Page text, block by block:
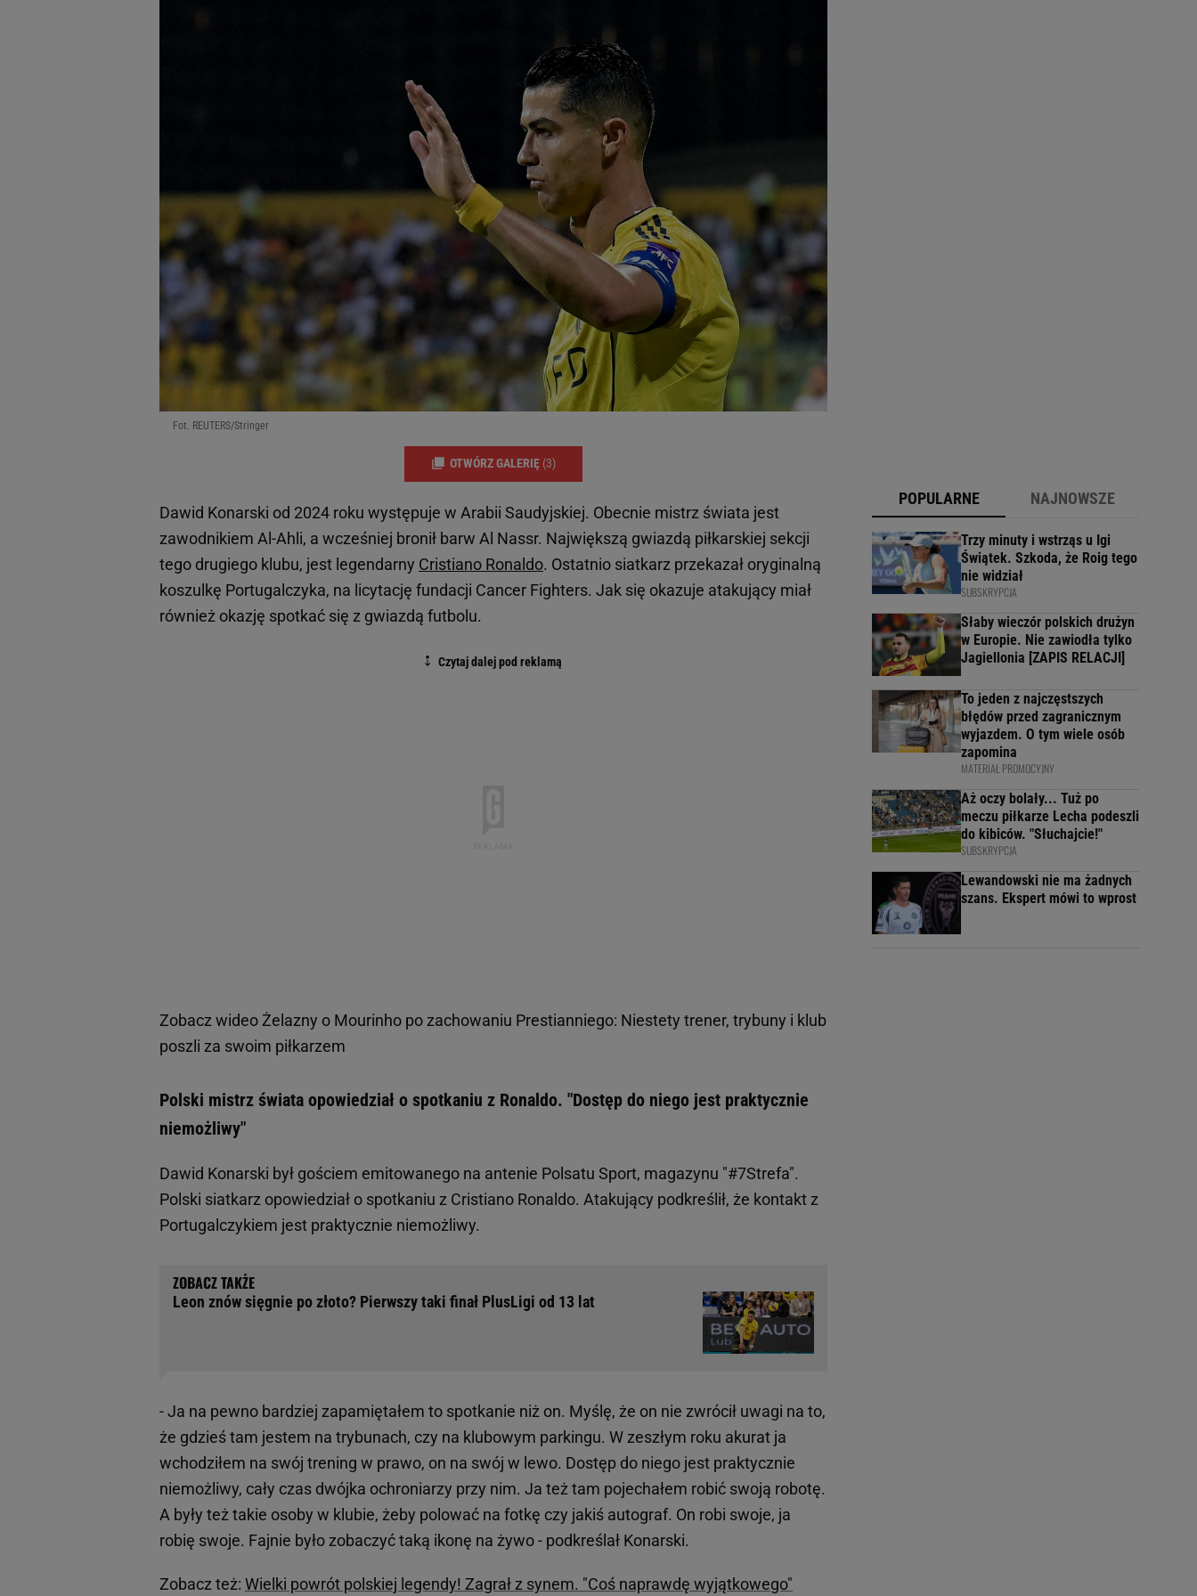
Fot. REUTERS/Stringer
OTWÓRZ GALERIĘ (3)
Dawid Konarski od 2024 roku występuje w Arabii Saudyjskiej. Obecnie mistrz świata jest
zawodnikiem Al-Ahli, a wcześniej bronił barw Al Nassr. Największą gwiazdą piłkarskiej sekcji
tego drugiego klubu, jest legendarny Cristiano Ronaldo. Ostatnio siatkarz przekazał oryginalną
koszulkę Portugalczyka, na licytację fundacji Cancer Fighters. Jak się okazuje atakujący miał
również okazję spotkać się z gwiazdą futbolu.
Zobacz wideo Żelazny o Mourinho po zachowaniu Prestianniego: Niestety trener, trybuny i klub
poszli za swoim piłkarzem
Polski mistrz świata opowiedział o spotkaniu z Ronaldo. "Dostęp do niego jest praktycznie
niemożliwy"
Dawid Konarski był gościem emitowanego na antenie Polsatu Sport, magazynu "#7Strefa".
Polski siatkarz opowiedział o spotkaniu z Cristiano Ronaldo. Atakujący podkreślił, że kontakt z
Portugalczykiem jest praktycznie niemożliwy.
Leon znów sięgnie po złoto? Pierwszy taki finał PlusLigi od 13 lat
- Ja na pewno bardziej zapamiętałem to spotkanie niż on. Myślę, że on nie zwrócił uwagi na to,
że gdzieś tam jestem na trybunach, czy na klubowym parkingu. W zeszłym roku akurat ja
wchodziłem na swój trening w prawo, on na swój w lewo. Dostęp do niego jest praktycznie
niemożliwy, cały czas dwójka ochroniarzy przy nim. Ja też tam pojechałem robić swoją robotę.
A były też takie osoby w klubie, żeby polować na fotkę czy jakiś autograf. On robi swoje, ja
robię swoje. Fajnie było zobaczyć taką ikonę na żywo - podkreślał Konarski.
Zobacz też: Wielki powrót polskiej legendy! Zagrał z synem. "Coś naprawdę wyjątkowego"
POPULARNE NAJNOWSZE
Trzy minuty i wstrząs u Igi
Świątek. Szkoda, że Roig tego
nie widział
SUBSKRYPCJA
Słaby wieczór polskich drużyn
w Europie. Nie zawiodła tylko
Jagiellonia [ZAPIS RELACJI]
To jeden z najczęstszych
błędów przed zagranicznym
wyjazdem. O tym wiele osób
zapomina
MATERIAŁ PROMOCYJNY
Aż oczy bolały... Tuż po
meczu piłkarze Lecha podeszli
do kibiców. "Słuchajcie!"
SUBSKRYPCJA
Lewandowski nie ma żadnych
szans. Ekspert mówi to wprost